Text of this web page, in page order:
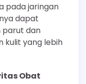
pada jaringan
dapat
parut dan
kulit yang lebih
Obat